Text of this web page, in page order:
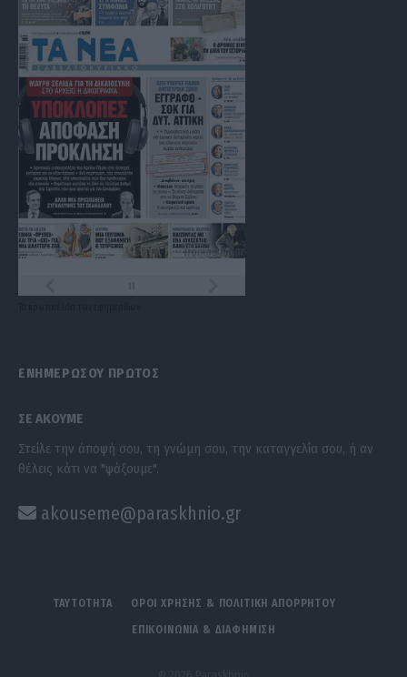
ΕΝΗΜΕΡΩΣΟΥ ΠΡΩΤΟΣ
ΣΕ ΑΚΟΥΜΕ
Στείλε την άποψή σου, τη γνώμη σου, την καταγγελία σου, ή αν
θέλεις κάτι να "ψάξουμε".
akouseme@paraskhnio.gr
ΤΑΥΤΟΤΗΤΑ ΟΡΟΙ ΧΡΗΣΗΣ & ΠΟΛΙΤΙΚΗ ΑΠΟΡΡΗΤΟΥ
ΕΠΙΚΟΙΝΩΝΙΑ & ΔΙΑΦΗΜΙΣΗ